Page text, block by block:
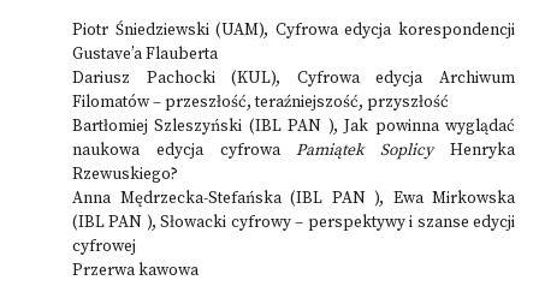
Piotr Śniedziewski (UAM), Cyfrowa edycja korespondencji
Gustave’a Flauberta
Dariusz Pachocki (KUL), Cyfrowa edycja Archiwum
Filomatów – przeszłość, teraźniejszość, przyszłość
Bartłomiej Szleszyński (IBL PAN ), Jak powinna wyglądać
naukowa edycja cyfrowaPamiątek SoplicyHenryka
Rzewuskiego?
Anna Mędrzecka-Stefańska (IBL PAN ), Ewa Mirkowska
(IBL PAN ), Słowacki cyfrowy – perspektywy i szanse edycji
cyfrowej
Przerwa kawowa